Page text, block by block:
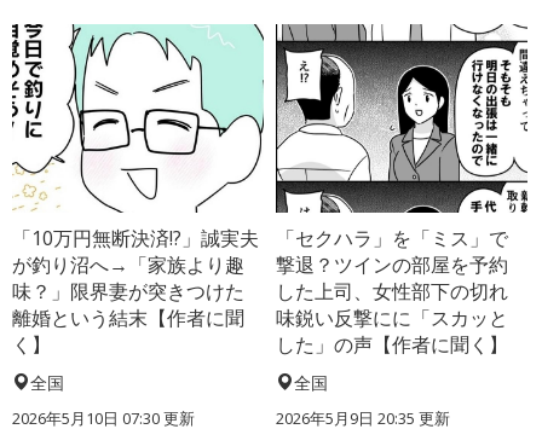
「10万円無断決済!?」誠実夫
が釣り沼へ→「家族より趣
味？」限界妻が突きつけた
離婚という結末【作者に聞
く】
全国
2026年5月10日 07:30 更新
「セクハラ」を「ミス」で
撃退？ツインの部屋を予約
した上司、女性部下の切れ
味鋭い反撃にに「スカッと
した」の声【作者に聞く】
全国
2026年5月9日 20:35 更新